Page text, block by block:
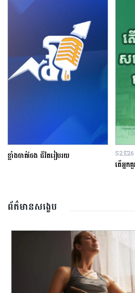
ខ្លាំងចាត់ចែង ជីវិតរៀបរយ S2:E26
ព័ត៌មានសង្ខេប